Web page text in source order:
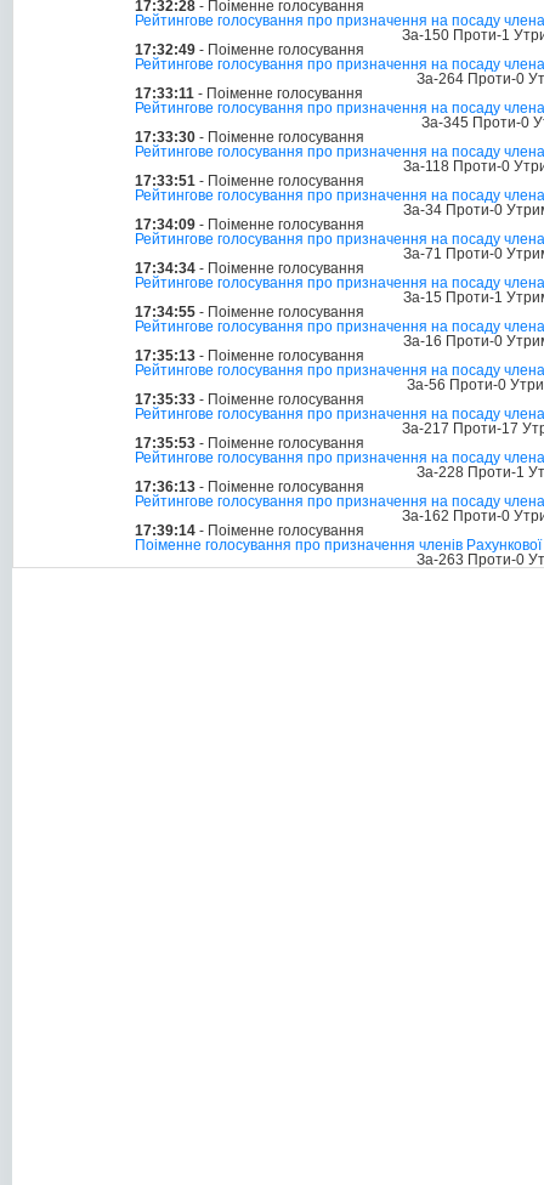
17:32:28 - Поіменне голосування
Рейтингове голосування про призначення на посаду
За-150 Проти-1
17:32:49 - Поіменне голосування
Рейтингове голосування про призначення на посаду
За-264 Проти-0
17:33:11 - Поіменне голосування
Рейтингове голосування про призначення на посаду
За-345 Проти-0
17:33:30 - Поіменне голосування
Рейтингове голосування про призначення на посаду
За-118 Проти-0
17:33:51 - Поіменне голосування
Рейтингове голосування про призначення на посаду
За-34 Проти-0
17:34:09 - Поіменне голосування
Рейтингове голосування про призначення на посаду
За-71 Проти-0
17:34:34 - Поіменне голосування
Рейтингове голосування про призначення на посаду
За-15 Проти-1
17:34:55 - Поіменне голосування
Рейтингове голосування про призначення на посаду
За-16 Проти-0
17:35:13 - Поіменне голосування
Рейтингове голосування про призначення на посаду
За-56 Проти-0
17:35:33 - Поіменне голосування
Рейтингове голосування про призначення на посаду
За-217 Проти-17
17:35:53 - Поіменне голосування
Рейтингове голосування про призначення на посаду
За-228 Проти-1
17:36:13 - Поіменне голосування
Рейтингове голосування про призначення на посаду
За-162 Проти-0
17:39:14 - Поіменне голосування
Поіменне голосування про призначення членів
За-263 Проти-0